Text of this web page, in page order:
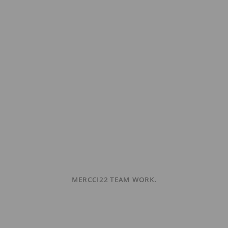
MERCCI22 TEAM WORK.